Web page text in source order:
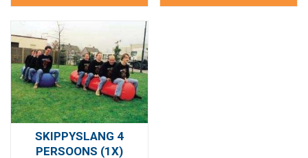
SKIPPYSLANG 4
PERSOONS (1X)